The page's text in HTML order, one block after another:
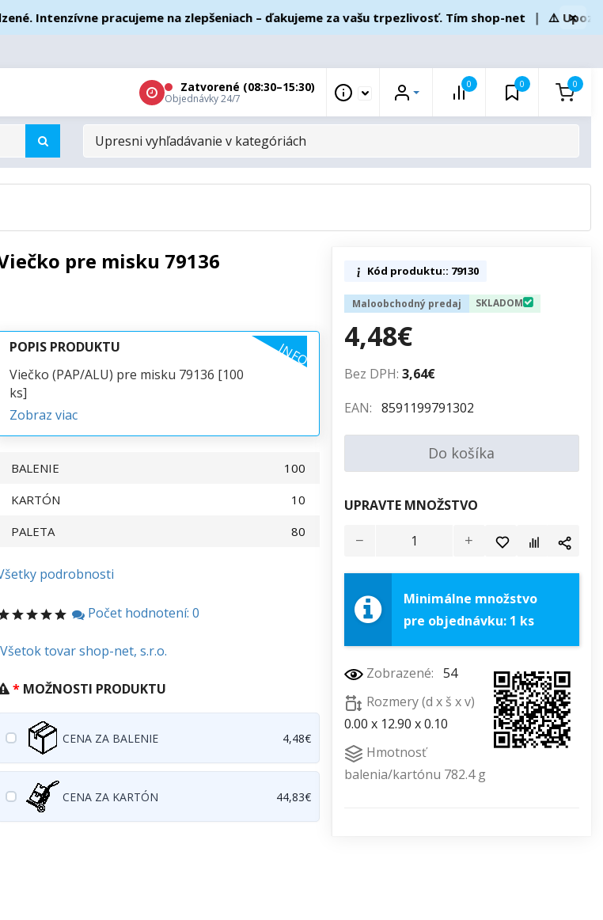
pracujeme na zlepšeniach – ďakujeme za vašu trpezlivosť. Tím shop-net❘⚠️ ×
Zatvorené (08:30–15:30)
Objednávky 24/7
0 0 0
UPRESNI
VYHĽADÁVANIE
pre misku 79136
POPIS PRODUKTU INFO
Viečko (PAP/ALU) pre misku 79136 [100
ks]
Zobraz viac
BALENIE
100
KARTÓN
10
PALETA
80
podrobnosti
Počet hodnotení: 0
Všetok tovar shop-net, s.r.o.
MOŽNOSTI PRODUKTU
CENA ZA BALENIE 4,48€
CENA ZA KARTÓN 44,83€
Kód produktu:: 79130
Maloobchodný predaj SKLADOM
4,48€
Bez DPH: 3,64€
EAN: 8591199791302
Do košíka
UPRAVTE MNOŽSTVO
Minimálne množstvo
pre objednávku: 1 ks
Zobrazené: 54
Rozmery (d x š x v)
0.00 x 12.90 x 0.10
Hmotnosť
balenia/kartónu 782.4 g